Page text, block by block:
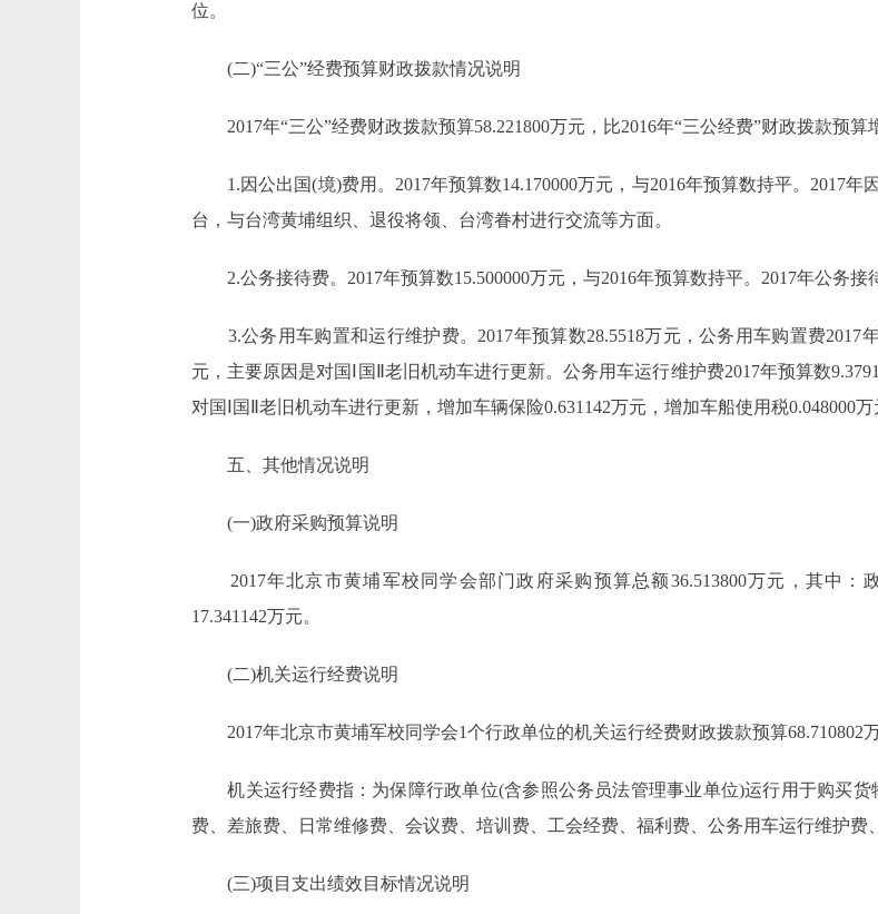
位。
(二)“三公”经费预算财政拨款情况说明
2017年“三公”经费财政拨款预算58.221800万元，比2016年“三公经费”财政拨款预算
1.因公出国(境)费用。2017年预算数14.170000万元，与2016年预算数持平。2017年
台，与台湾黄埔组织、退役将领、台湾眷村进行交流等方面。
2.公务接待费。2017年预算数15.500000万元，与2016年预算数持平。2017年公务接
3.公务用车购置和运行维护费。2017年预算数28.5518万元，公务用车购置费2017年
元，主要原因是对国Ⅰ国Ⅱ老旧机动车进行更新。公务用车运行维护费2017年预算数
对国Ⅰ国Ⅱ老旧机动车进行更新，增加车辆保险0.631142万元，增加车船使用税0.048000万
五、其他情况说明
(一)政府采购预算说明
2017年北京市黄埔军校同学会部门政府采购预算总额36.513800万元，其中：
17.341142万元。
(二)机关运行经费说明
2017年北京市黄埔军校同学会1个行政单位的机关运行经费财政拨款预算68.710802万
机关运行经费指：为保障行政单位(含参照公务员法管理事业单位)运行用于购买货
费、差旅费、日常维修费、会议费、培训费、工会经费、福利费、公务用车运行维护费
(三)项目支出绩效目标情况说明